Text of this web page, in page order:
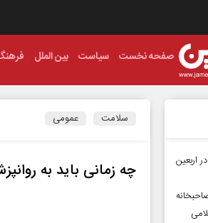
صفحه نخست سیاست بین الملل
سلامت عمومی
چه زمانی باید به
در اربعین